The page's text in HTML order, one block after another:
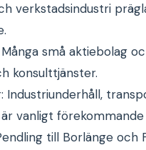
verkstadsindustri
små aktiebolag
konsulttjänster.
Industriunderhåll,
vanligt förekommande
till Borlänge